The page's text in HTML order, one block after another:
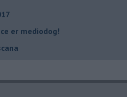
er mediodog!